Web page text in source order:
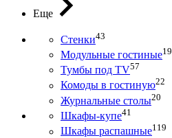
Еще
Стенки43
Модульные гостиные19
Тумбы под ТV57
Комоды в гостиную22
Журнальные столы20
Шкафы-купе41
Шкафы распашные119